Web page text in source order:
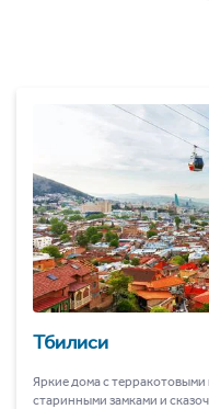
Тбилиси
Яркие дома с
старинными замками и